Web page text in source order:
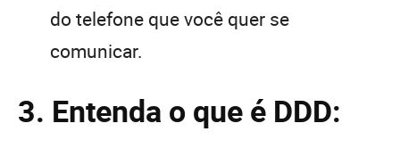
do telefone que você quer se
comunicar.
3. Entenda o que é DDD: